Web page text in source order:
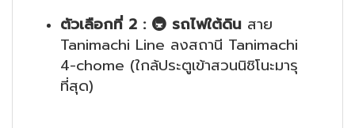
ตัวเลือกที่ 2 : 🚇 รถไฟใต้ดิน สาย
Tanimachi Line ลงสถานี Tanimachi
4-chome (ใกล้ประตูเข้าสวนนิชิโนะมารุ
ที่สุด)